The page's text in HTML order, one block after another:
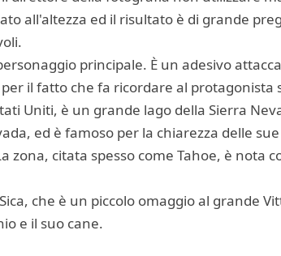
all'altezza ed il risultato è di grande
principale. È un adesivo
il fatto che fa ricordare al protagonista
Uniti, è un grande lago della Sierra
ed è famoso per la chiarezza delle
citata spesso come Tahoe, è nota
che è un piccolo omaggio al grande
e il suo cane.